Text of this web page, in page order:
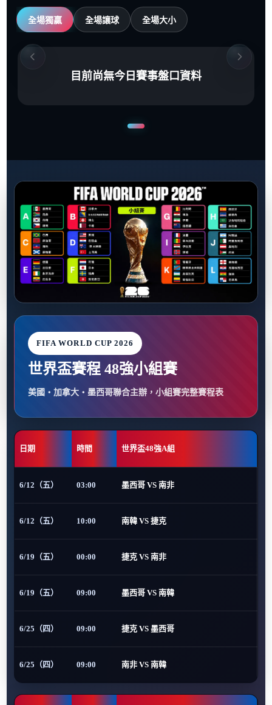
全場獨贏 全場讓球 全場大小
目前尚無今日賽事盤口資料
FIFA WORLD CUP 2026
世界盃賽程 48強小組賽
美國・加拿大・墨西哥聯合主辦，小組賽完整賽程表
日期 時間 世界盃48強A組
6/12（五） 03:00 墨西哥 VS 南非
6/12（五） 10:00 南韓 VS 捷克
6/19（五） 00:00 捷克 VS 南非
6/19（五） 09:00 墨西哥 VS 南韓
6/25（四） 09:00 捷克 VS 墨西哥
6/25（四） 09:00 南非 VS 南韓